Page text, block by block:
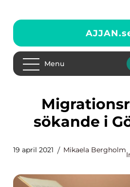
AJJAN.
Menu
Migrationsrätt för
sökande i
19 april 2021 Mikaela Bergholm